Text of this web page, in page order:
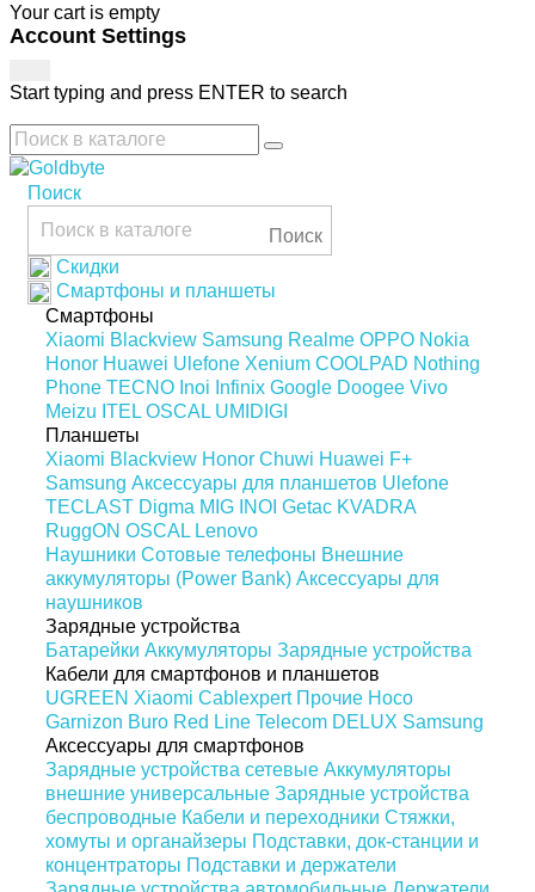
Your cart is empty
Account Settings
Start typing and press ENTER to search
Поиск
Поиск
Скидки
Смартфоны и планшеты
Смартфоны
Xiaomi Blackview Samsung Realme OPPO Nokia
Honor Huawei Ulefone Xenium COOLPAD Nothing
Phone TECNO Inoi Infinix Google Doogee Vivo
Meizu ITEL OSCAL UMIDIGI
Планшеты
Xiaomi Blackview Honor Chuwi Huawei F+
Samsung Аксессуары для планшетов Ulefone
TECLAST Digma MIG INOI Getac KVADRA
RuggON OSCAL Lenovo
Наушники Сотовые телефоны Внешние
аккумуляторы (Power Bank) Аксессуары для
наушников
Зарядные устройства
Батарейки Аккумуляторы Зарядные устройства
Кабели для смартфонов и планшетов
UGREEN Xiaomi Cablexpert Прочие Hoco
Garnizon Buro Red Line Telecom DELUX Samsung
Аксессуары для смартфонов
Зарядные устройства сетевые Аккумуляторы
внешние универсальные Зарядные устройства
беспроводные Кабели и переходники Стяжки,
хомуты и органайзеры Подставки, док-станции и
концентраторы Подставки и держатели